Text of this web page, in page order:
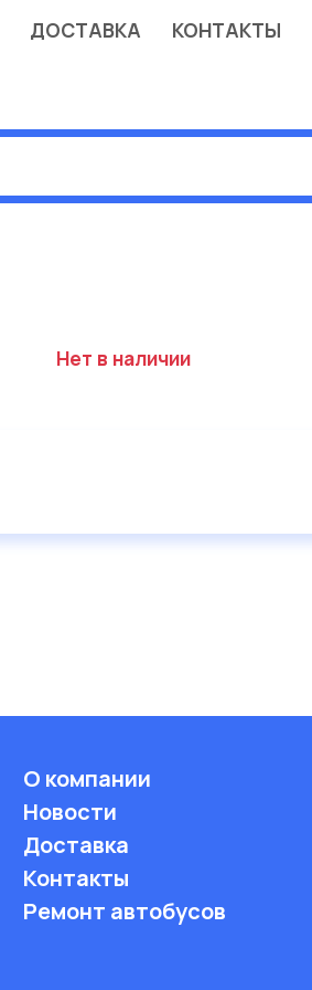
ДОСТАВКА КОНТАКТЫ
Нет в наличии
О компании
Новости
Доставка
Контакты
Ремонт автобусов